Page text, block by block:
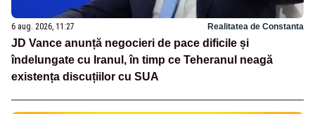
6 aug. 2026, 11:27 Realitatea de Constanta
JD Vance anunță negocieri de pace dificile și
îndelungate cu Iranul, în timp ce Teheranul neagă
existența discuțiilor cu SUA